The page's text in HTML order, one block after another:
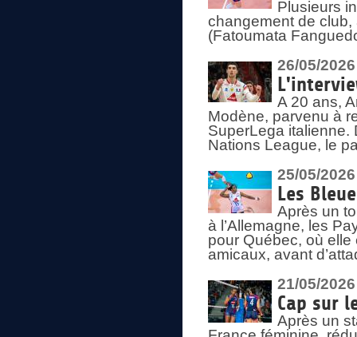
Plusieurs
changement de
(Fatoumata
26/05/2026
A 20 ans,
Modène, parvenu à
SuperLega italienne.
Nations League, le
25/05/2026
Les
Après un
à l’Allemagne, les
pour Québec, où
amicaux, avant
21/05/2026
Cap sur
Après un